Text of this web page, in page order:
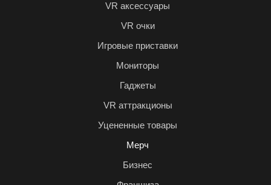
VR аксессуары
VR очки
Игровые приставки
Мониторы
Гаджеты
VR аттракционы
Уцененные товары
Мерч
Бизнес